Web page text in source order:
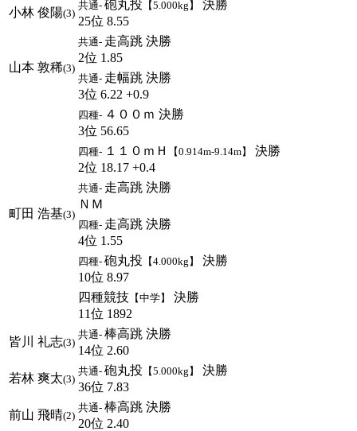
小林 俊陽(3)
共通- 砲丸投 【5.000kg】
決勝
25位 8.55
山本 敦稀(3)
共通- 走高跳 決勝
2位 1.85
共通- 走幅跳 決勝
3位 6.22 +0.9
町田 浩基(3)
四種- ４００ｍ 決勝
3位 56.65
四種- １１０ｍＨ 【0.914m-9.14m】
決勝
2位 18.17 +0.4
共通- 走高跳 決勝
ＮＭ
四種- 走高跳 決勝
4位 1.55
四種- 砲丸投 【4.000kg】
決勝
10位 8.97
四種競技 【中学】
決勝
11位 1892
皆川 礼志(3)
共通- 棒高跳 決勝
14位 2.60
若林 爽太(3)
共通- 砲丸投 【5.000kg】
決勝
36位 7.83
前山 飛晴(2)
共通- 棒高跳 決勝
20位 2.40